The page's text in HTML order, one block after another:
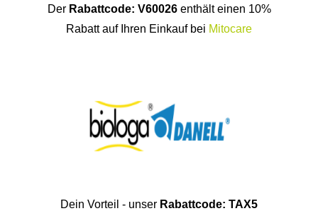
Der Rabattcode: V60026 enthält einen 10%
Rabatt auf Ihren Einkauf bei Mitocare
Dein Vorteil - unser Rabattcode: TAX5